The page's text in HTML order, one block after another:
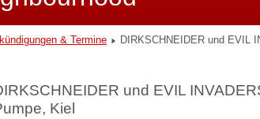
& Termine DIRKSCHNEIDER und EVIL
und EVIL
Kiel